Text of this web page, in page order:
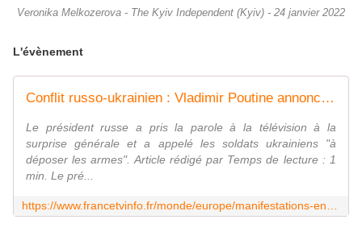
Veronika Melkozerova - The Kyiv Independent (Kyiv) - 24 janvier 2022
L'évènement
Conflit russo-ukrainien : Vladimir Poutine annonce une "opération militaire" en Ukraine, Kiev dénonce une "invasion de grande ampleur"
Le président russe a pris la parole à la télévision à la
surprise générale et a appelé les soldats ukrainiens "à
déposer les armes". Article rédigé par Temps de lecture : 1
min. Le pré...